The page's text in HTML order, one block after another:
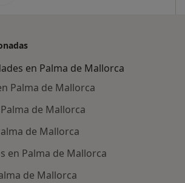
en Palma de Mallorca
Palma de Mallorca
de Mallorca
de Mallorca
en Palma de Mallorca
de Mallorca